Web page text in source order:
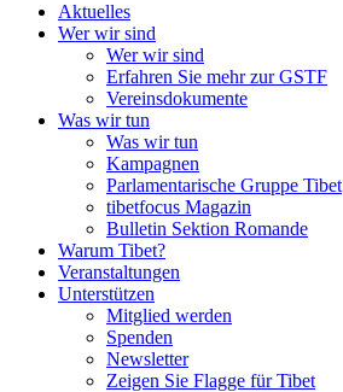
Aktuelles
Wer wir sind
Wer wir sind
Erfahren Sie mehr zur GSTF
Vereinsdokumente
Was wir tun
Was wir tun
Kampagnen
Parlamentarische Gruppe Tibet
tibetfocus Magazin
Bulletin Sektion Romande
Warum Tibet?
Veranstaltungen
Unterstützen
Mitglied werden
Spenden
Newsletter
Zeigen Sie Flagge für Tibet